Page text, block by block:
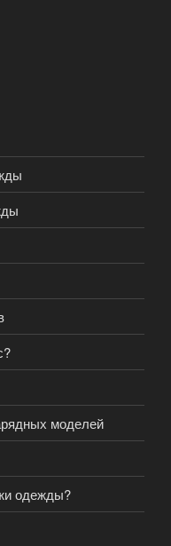
моделей
одежды?